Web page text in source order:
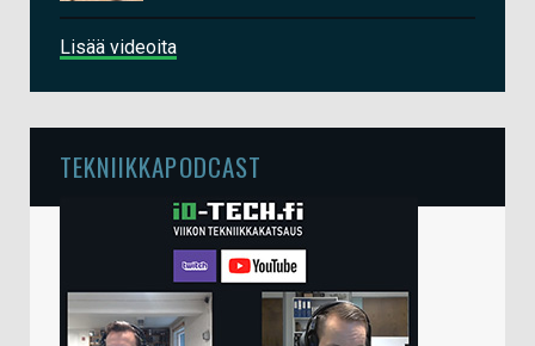
Lisää videoita
TEKNIIKKAPODCAST